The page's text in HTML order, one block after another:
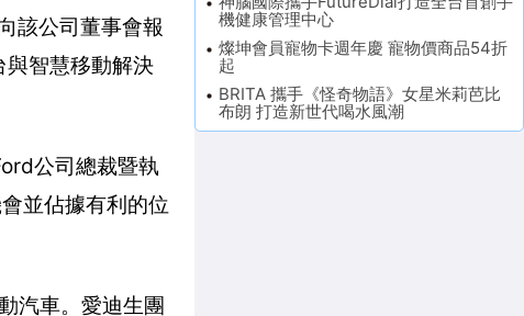
該公司董事會報
智慧移動解決
公司總裁暨執
並佔據有利的位
汽車。愛迪生團
機健康管理中心
燦坤會員寵物卡週年慶 寵物價商品54折
起
BRITA 攜手《怪奇物語》女星米莉芭比
布朗 打造新世代喝水風潮